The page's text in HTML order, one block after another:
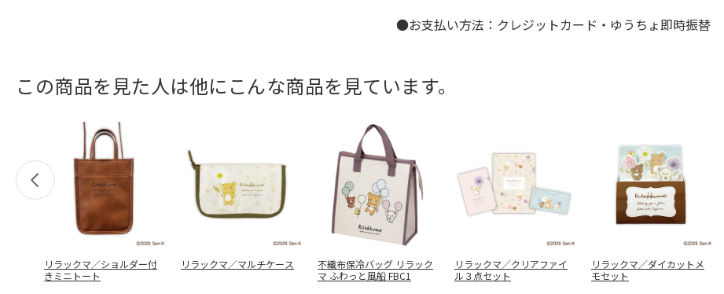
●お支払い方法：クレジットカード・ゆうちょ即時振替
この商品を見た人は他にこんな商品を見ています。
リラックマ／ショルダー付
きミニトート
リラックマ／マルチケース
不織布保冷バッグ リラック
マ ふわっと風船 FBC1
リラックマ／クリアファイ
ル３点セット
リラックマ／ダイカットメ
モセット